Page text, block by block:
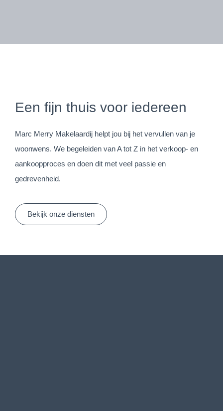
Een fijn thuis voor iedereen
Marc Merry Makelaardij helpt jou bij het vervullen van je
woonwens. We begeleiden van A tot Z in het verkoop- en
aankoopproces en doen dit met veel passie en
gedrevenheid.
Bekijk onze diensten